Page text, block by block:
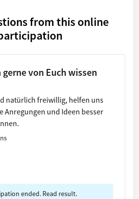
from this online
von Euch wissen
natürlich freiwillig, helfen uns
Anregungen und Ideen besser
ended. Read result.